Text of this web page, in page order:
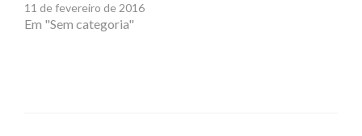
11 de fevereiro de 2016
Em "Sem categoria"